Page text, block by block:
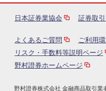
日本証券業協会 証券取
よくあるご質問 ご利用
リスク・手数料等説明ページ
野村證券ホームページ
野村證券株式会社 金融商品取引